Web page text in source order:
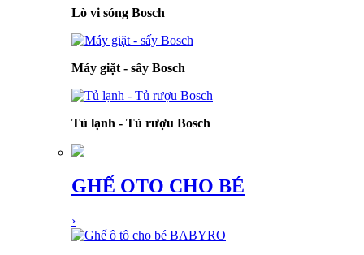
Lò vi sóng Bosch
Máy giặt - sấy Bosch
Tủ lạnh - Tủ rượu Bosch
GHẾ OTO CHO BÉ
›